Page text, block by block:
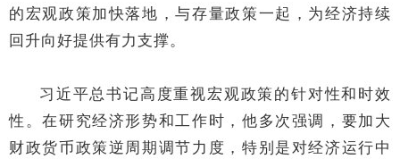
的宏观政策加快落地，与存量政策一起，为经济持续
回升向好提供有力支撑。
习近平总书记高度重视宏观政策的针对性和时效
性。在研究经济形势和工作时，他多次强调，要加大
财政货币政策逆周期调节力度，特别是对经济运行中